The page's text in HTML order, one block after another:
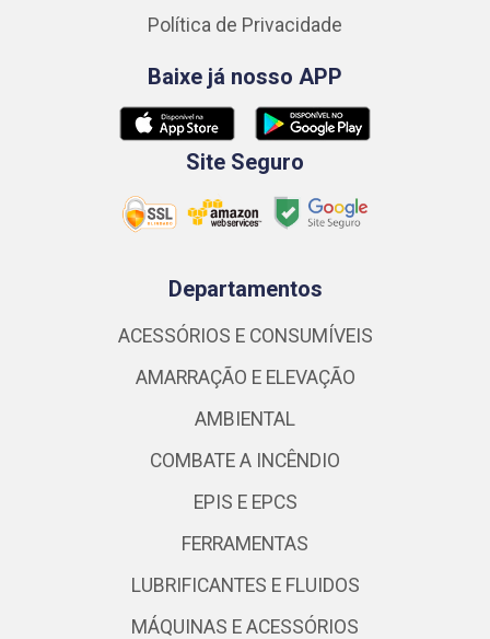
Política de Privacidade
Baixe já nosso APP
Site Seguro
Departamentos
ACESSÓRIOS E CONSUMÍVEIS
AMARRAÇÃO E ELEVAÇÃO
AMBIENTAL
COMBATE A INCÊNDIO
EPIS E EPCS
FERRAMENTAS
LUBRIFICANTES E FLUIDOS
MÁQUINAS E ACESSÓRIOS